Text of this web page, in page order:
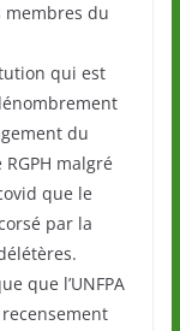
membres du
qui est
du
malgré
que le
par la
que l’UNFPA